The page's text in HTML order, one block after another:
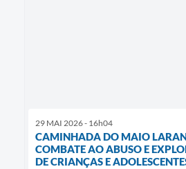
29 MAI 2026 - 16h04
CAMINHADA DO MAIO
COMBATE AO ABUSO E
DE CRIANÇAS E